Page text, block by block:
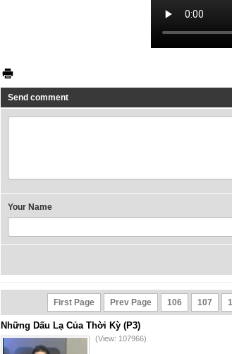
Send comment
Your Name
First Page Prev Page 106 107
Những Dấu Lạ Của Thời Kỳ (P3)
(View: 107966)